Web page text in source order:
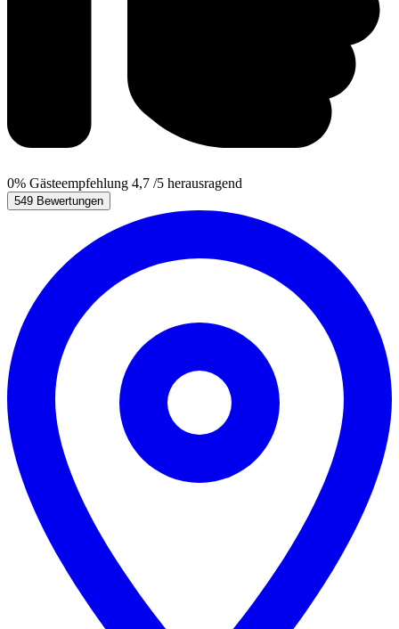
0% Gästeempfehlung 4,7 /5 herausragend
549 Bewertungen